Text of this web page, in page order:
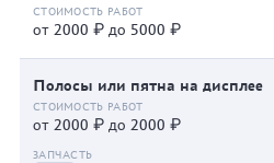
от 2000 ₽ до 5000 ₽
Полосы или пятна на дисплее
от 2000 ₽ до 2000 ₽